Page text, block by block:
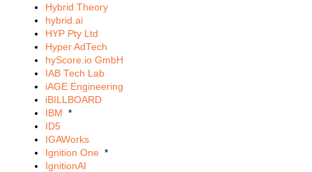
Hybrid Theory
hybrid.ai
HYP Pty Ltd
Hyper AdTech
hyScore.io GmbH
IAB Tech Lab
iAGE Engineering
iBILLBOARD
IBM *
ID5
IGAWorks
Ignition One *
IgnitionAI